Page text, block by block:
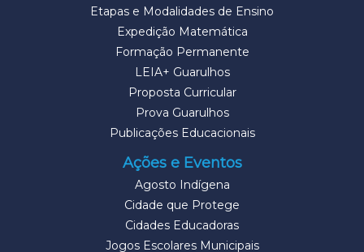
Etapas e Modalidades de Ensino
Expedição Matemática
Formação Permanente
LEIA+ Guarulhos
Proposta Curricular
Prova Guarulhos
Publicações Educacionais
Ações e Eventos
Agosto Indígena
Cidade que Protege
Cidades Educadoras
Jogos Escolares Municipais